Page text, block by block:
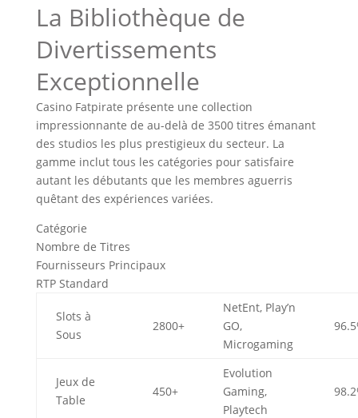
La Bibliothèque de
Divertissements
Exceptionnelle
Casino Fatpirate présente une collection
impressionnante de au-delà de 3500 titres émanant
des studios les plus prestigieux du secteur. La
gamme inclut tous les catégories pour satisfaire
autant les débutants que les membres aguerris
quêtant des expériences variées.
Catégorie
Nombre de Titres
Fournisseurs Principaux
RTP Standard
Slots à
Sous
2800+
NetEnt, Play’n
GO,
Microgaming
Jeux de
Table
450+
Evolution
Gaming,
Playtech